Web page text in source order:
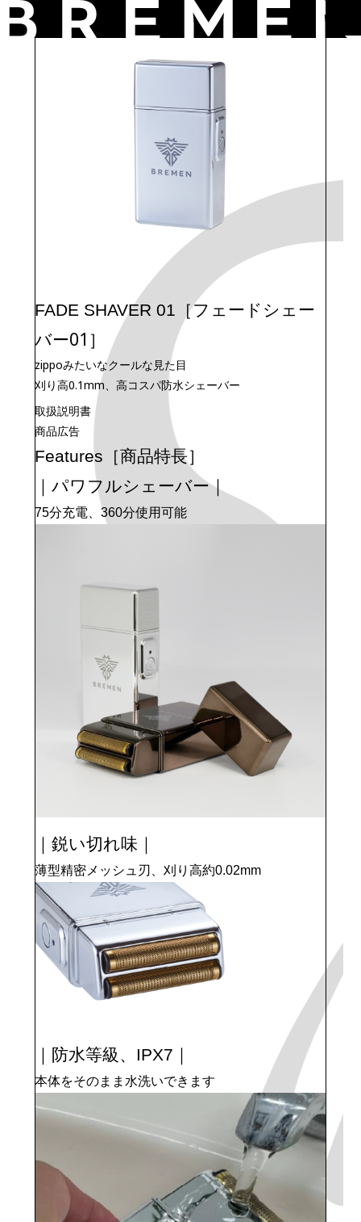
Skip
to
FADE SHAVER 01
［フェードシェー
バー01］
zippoみたいなクールな見た目
刈り高0.1mm、高コスパ防水シェーバー
取扱説明書
商品広告
Features ［商品特長］
｜パワフルシェーバー｜
75分充電、360分使用可能
｜鋭い切れ味｜
薄型精密メッシュ刃、刈り高約0.02mm
｜防水等級、IPX7｜
本体をそのまま水洗いできます